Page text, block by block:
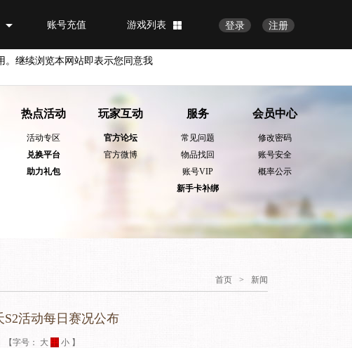
注册
登录
游戏列表
账号充值
。继续浏览本网站即表示您同意我
热点活动
活动专区
兑换平台
助力礼包
玩家互动
官方论坛
官方微博
服务
常见问题
物品找回
账号VIP
新手卡补绑
会员中心
修改密码
账号安全
概率公示
首页 > 新闻
S2活动每日赛况公布
【字号： 大 中 小 】